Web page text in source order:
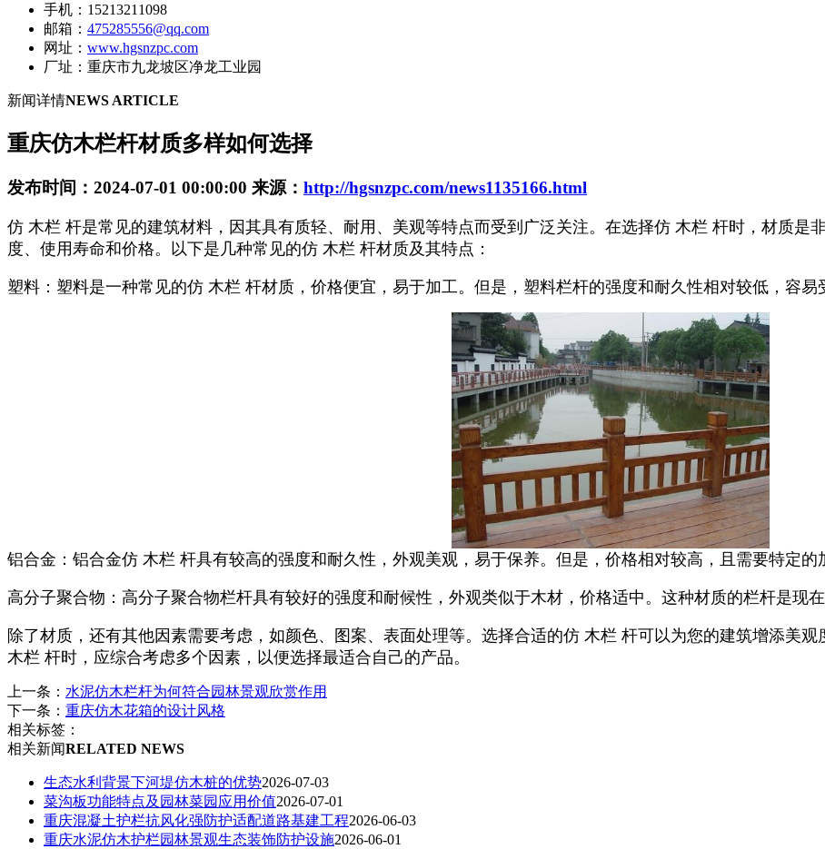
手机：15213211098
邮箱： 475285556@qq.com
网址： www.hgsnzpc.com
厂址：重庆市九龙坡区净龙工业园
新闻详情NEWS ARTICLE
重庆仿木栏杆材质多样如何选择
发布时间：2024-07-01 00:00:00 来源： http://hgsnzpc.com/news1135166.html
仿 木栏 杆是常见的建筑材料，因其具有质轻、耐用、美观等特点而受到广泛关注。在选择仿 木栏 杆时，材质是
度、使用寿命和价格。以下是几种常见的仿 木栏 杆材质及其特点：
塑料：塑料是一种常见的仿 木栏 杆材质，价格便宜，易于加工。但是，塑料栏杆的强度和耐久性相对较低，容易
铝合金：铝合金仿 木栏 杆具有较高的强度和耐久性，外观美观，易于保养。但是，价格相对较高，且需要特定的
高分子聚合物：高分子聚合物栏杆具有较好的强度和耐候性，外观类似于木材，价格适中。这种材质的栏杆是现在
除了材质，还有其他因素需要考虑，如颜色、图案、表面处理等。选择合适的仿 木栏 杆可以为您的建筑增添美
木栏 杆时，应综合考虑多个因素，以便选择最适合自己的产品。
上一条： 水泥仿木栏杆为何符合园林景观欣赏作用
下一条： 重庆仿木花箱的设计风格
相关标签：
相关新闻RELATED NEWS
生态水利背景下河堤仿木桩的优势2026-07-03
菜沟板功能特点及园林菜园应用价值2026-07-01
重庆混凝土护栏抗风化强防护适配道路基建工程2026-06-03
重庆水泥仿木护栏园林景观生态装饰防护设施2026-06-01